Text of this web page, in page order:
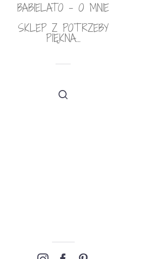
BABIELATO – O MNIE
SKLEP Z POTRZEBY
PIĘKNA…